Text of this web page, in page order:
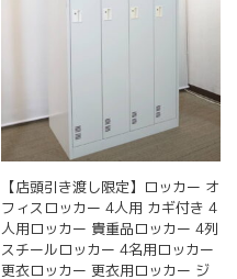
【店頭引き渡し限定】ロッカー オ
フィスロッカー 4人用 カギ付き 4
人用ロッカー 貴重品ロッカー 4列
スチールロッカー 4名用ロッカー
更衣ロッカー 更衣用ロッカー ジ